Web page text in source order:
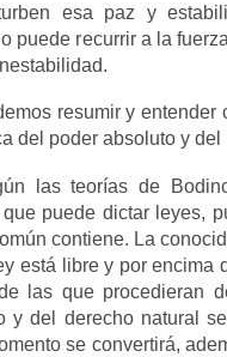
esa paz y
puede recurrir a la
resumir y entender
del poder absoluto y del
las teorías de
puede dictar leyes,
contiene. La
está libre y por encima
las que procedieran
y del derecho natural
se convertirá,